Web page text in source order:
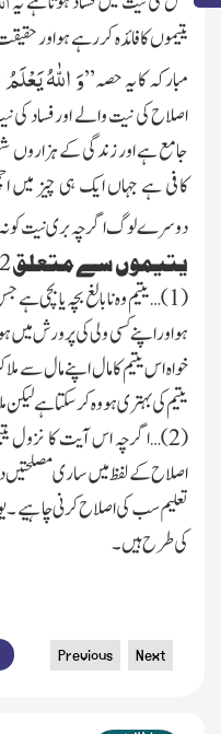
یتیموں کا فائدہ کررہے ہواور
مبارکہ کا یہ حصہ’’وَ اللّٰهُ
اصلاح کی نیت والے اور فساد کی
جامع ہے اور زندگی کے ہزاروں
کافی ہے جہاں ایک ہی چیز میں
دوسرے لوگ اگرچہ بری نیت کو
یتیموں سے متعلق 2 احکام:
(
1)…یتیم وہ نابالغ بچہ یا بچی
ہواور اپنے کسی ولی کی پرورش
خواہ اس یتیم کا مال اپنے مال سے
یتیم کی بہتری ہو وہ کرسکتا ہے
(
2)…اگرچہ اس آیت کا نزول
اصلاح کے لفظ میں ساری
تعلیم سب کی اصلاح کرنی چاہیے ۔
کی طرح ہیں۔
Previous Next